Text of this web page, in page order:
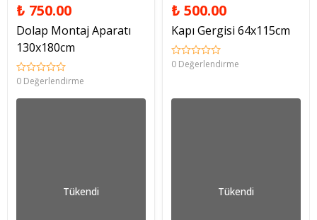
₺ 750.00
Dolap Montaj Aparatı
130x180cm
0 Değerlendirme
Tükendi
₺ 500.00
Kapı Gergisi 64x115cm
0 Değerlendirme
Tükendi